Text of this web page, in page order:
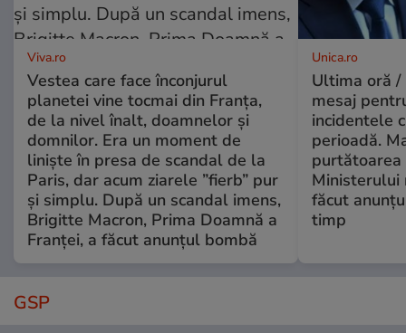
Viva.ro
Vestea care face înconjurul
planetei vine tocmai din Franța,
de la nivel înalt, doamnelor și
domnilor. Era un moment de
liniște în presa de scandal de la
Paris, dar acum ziarele ”fierb” pur
și simplu. După un scandal imens,
Brigitte Macron, Prima Doamnă a
Franței, a făcut anunțul bombă
Unica.ro
Ultima oră /
mesaj
incidentele
perioadă.
purtătoarea
Ministerului
făcut
timp
GSP